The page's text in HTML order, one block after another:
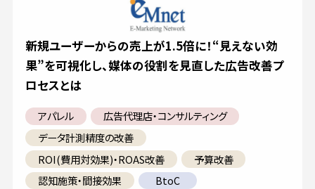
新規ユーザーからの売上が1.5倍に！“見えない効
果”を可視化し、媒体の役割を見直した広告改善プ
ロセスとは
アパレル
広告代理店・コンサルティング
データ計測精度の改善
ROI(費用対効果)・ROAS改善
予算改善
認知施策・間接効果
BtoC